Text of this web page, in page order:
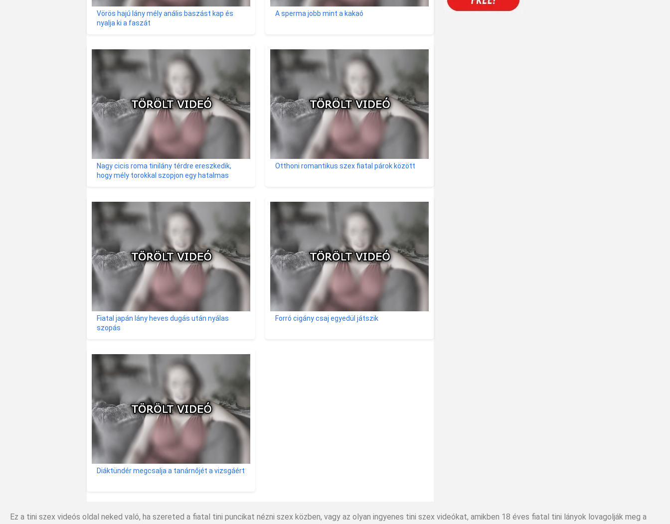
Vörös hajú lány mély anális baszást kap és
nyalja ki a faszát
A sperma jobb mint a kakaó
Nagy cicis roma tinilány térdre ereszkedik,
hogy mély torokkal szopjon egy hatalmas
Otthoni romantikus szex fiatal párok között
Fiatal japán lány heves dugás után nyálas
szopás
Forró cigány csaj egyedül játszik
Diáktündér megcsalja a tanárnőjét a vizsgáért
Ez a tini szex videós oldal neked való, ha szereted a fiatal tini puncikat nézni szex közben, vagy az olyan ingyenes tini szex videókat, amikben 18 éves fiatal tini lányok lovagolják meg a